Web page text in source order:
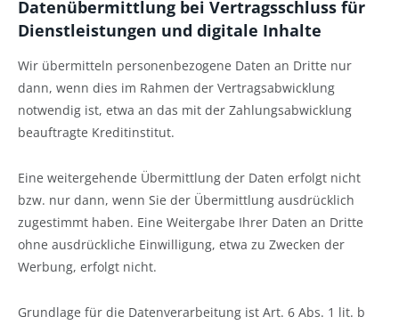
Datenübermittlung bei Vertragsschluss für
Dienstleistungen und digitale Inhalte
Wir übermitteln personenbezogene Daten an Dritte nur
dann, wenn dies im Rahmen der Vertragsabwicklung
notwendig ist, etwa an das mit der Zahlungsabwicklung
beauftragte Kreditinstitut.
Eine weitergehende Übermittlung der Daten erfolgt nicht
bzw. nur dann, wenn Sie der Übermittlung ausdrücklich
zugestimmt haben. Eine Weitergabe Ihrer Daten an Dritte
ohne ausdrückliche Einwilligung, etwa zu Zwecken der
Werbung, erfolgt nicht.
Grundlage für die Datenverarbeitung ist Art. 6 Abs. 1 lit. b